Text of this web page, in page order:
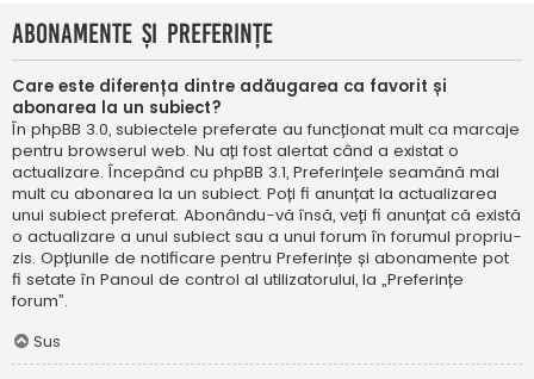
Abonamente și Preferințe
Care este diferența dintre adăugarea ca favorit și
abonarea la un subiect?
În phpBB 3.0, subiectele preferate au funcționat mult ca marcaje
pentru browserul web. Nu ați fost alertat când a existat o
actualizare. Începând cu phpBB 3.1, Preferințele seamănă mai
mult cu abonarea la un subiect. Poți fi anunțat la actualizarea
unui subiect preferat. Abonându-vă însă, veți fi anunțat că există
o actualizare a unui subiect sau a unui forum în forumul propriu-
zis. Opțiunile de notificare pentru Preferințe și abonamente pot
fi setate în Panoul de control al utilizatorului, la „Preferințe
forum”.
Sus